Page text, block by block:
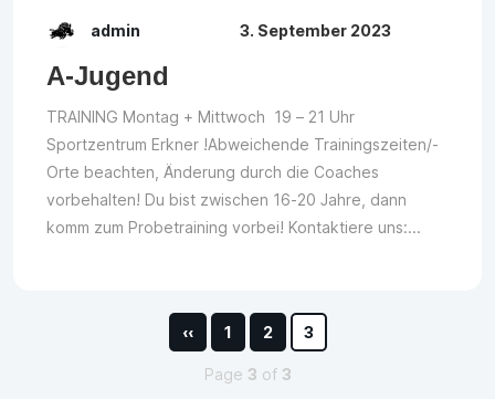
admin 3. September 2023
A-Jugend
TRAINING Montag + Mittwoch 19 – 21 Uhr
Sportzentrum Erkner !Abweichende Trainingszeiten/-
Orte beachten, Änderung durch die Coaches
vorbehalten! Du bist zwischen 16-20 Jahre, dann
komm zum Probetraining vorbei! Kontaktiere uns:...
‹‹ 1 2 3
Page 3 of 3